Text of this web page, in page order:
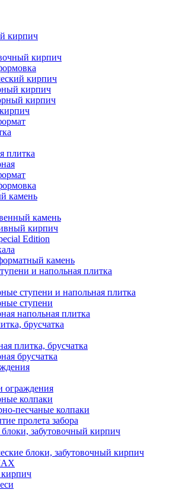
кирпич
кирпич
кирпич
кирпич
кирпич
плитка
камень
камень
кирпич
Edition
камень
и напольная плитка
ступени и напольная плитка
ступени
напольная плитка
брусчатка
плитка, брусчатка
брусчатка
ограждения
колпаки
песчаные колпаки
пролета забора
забутовочный кирпич
блоки, забутовочный кирпич
кирпич